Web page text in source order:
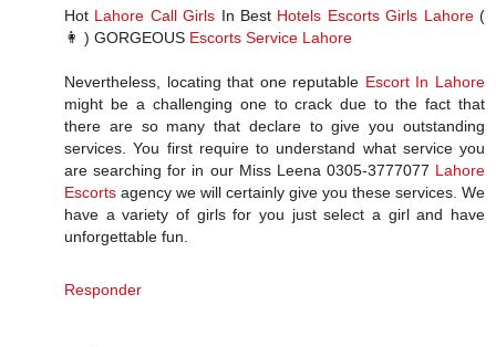
Hot Lahore Call Girls In Best Hotels Escorts Girls Lahore(
👩 ) GORGEOUS Escorts Service Lahore
Nevertheless, locating that one reputable Escort In Lahore
might be a challenging one to crack due to the fact that
there are so many that declare to give you outstanding
services. You first require to understand what service you
are searching for in our Miss Leena 0305-3777077 Lahore
Escorts agency we will certainly give you these services. We
have a variety of girls for you just select a girl and have
unforgettable fun.
Responder